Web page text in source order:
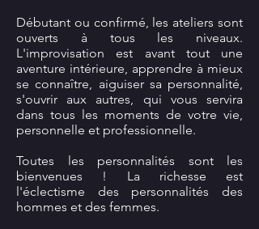
Débutant ou confirmé, les ateliers sont
ouverts à tous les niveaux.
L'improvisation est avant tout une
aventure intérieure, apprendre à mieux
se connaître, aiguiser sa personnalité,
s'ouvrir aux autres, qui vous servira
dans tous les moments de votre vie,
personnelle et professionnelle.
Toutes les personnalités sont les
bienvenues ! La richesse est
l'éclectisme des personnalités des
hommes et des femmes.